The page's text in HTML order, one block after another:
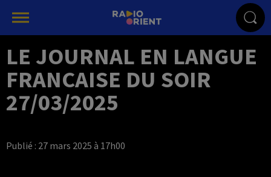
LE JOURNAL EN LANGUE
FRANCAISE DU SOIR
27/03/2025
Publié : 27 mars 2025 à 17h00